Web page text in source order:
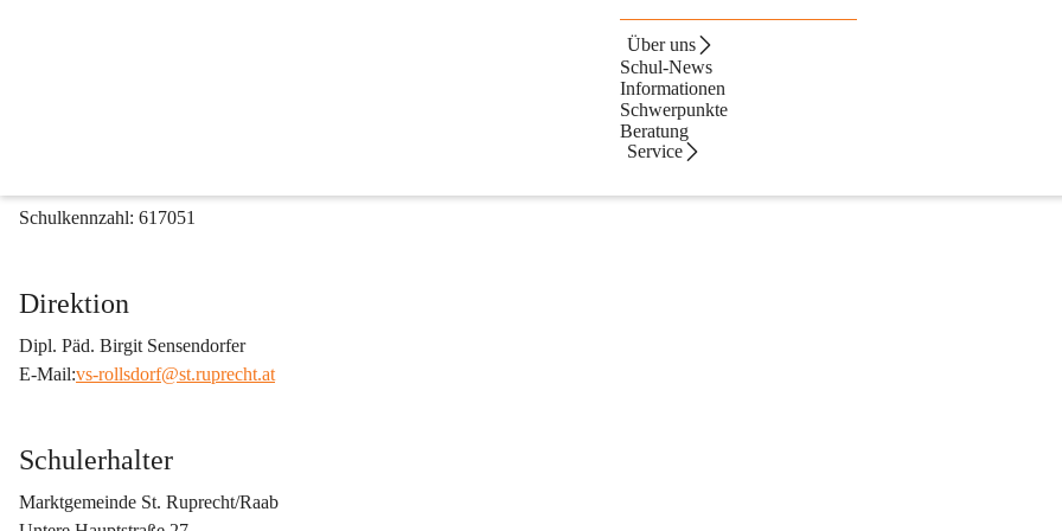
Über uns
Schul-News
Informationen
Schwerpunkte
Beratung
Service
Schulkennzahl: 617051
Direktion
Dipl. Päd. Birgit Sensendorfer
E-Mail:vs-rollsdorf@st.ruprecht.at
Schulerhalter
Marktgemeinde St. Ruprecht/Raab